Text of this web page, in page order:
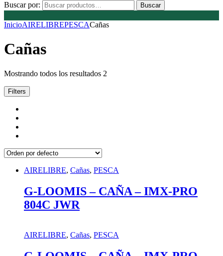
Buscar por: Buscar
InicioAIRELIBREPESCACañas
Cañas
Mostrando todos los resultados 2
Filters
AIRELIBRE, Cañas, PESCA
G-LOOMIS – CAÑA – IMX-PRO
804C JWR
AIRELIBRE, Cañas, PESCA